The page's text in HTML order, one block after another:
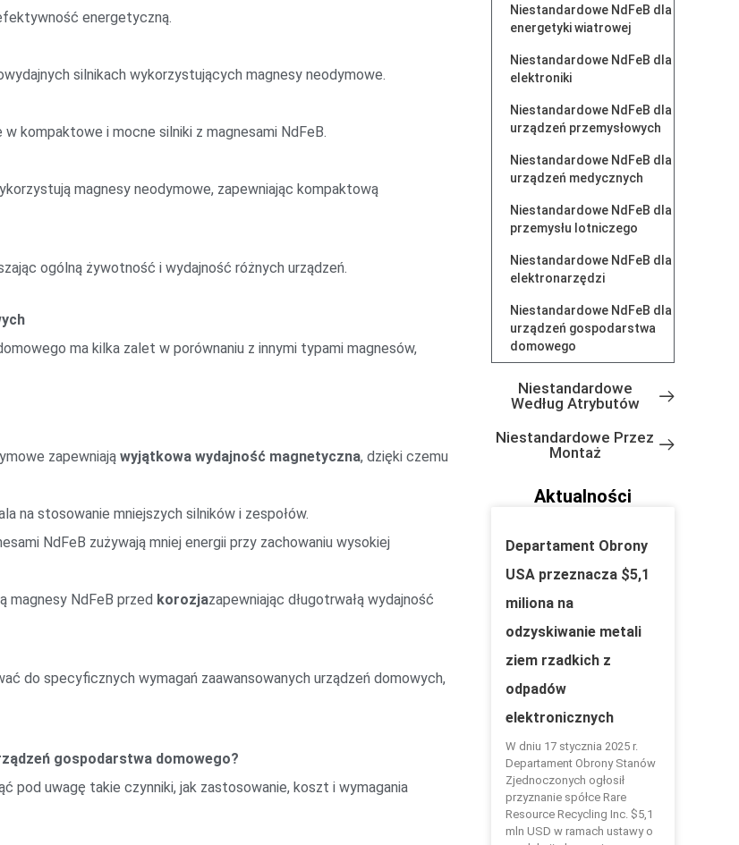
energetyczną.
silnikach wykorzystujących magnesy neodymowe.
kompaktowe i mocne silniki z magnesami NdFeB.
magnesy neodymowe, zapewniając kompaktową
ogólną żywotność i wydajność różnych urządzeń.
ma kilka zalet w porównaniu z innymi typami magnesów,
zapewniają wyjątkowa wydajność magnetyczna, dzięki czemu
na stosowanie mniejszych silników i zespołów.
NdFeB zużywają mniej energii przy zachowaniu wysokiej
magnesy NdFeB przed korozjazapewniając długotrwałą wydajność
do specyficznych wymagań zaawansowanych urządzeń domowych,
gospodarstwa domowego?
pod uwagę takie czynniki, jak zastosowanie, koszt i wymagania
Niestandardowe NdFeB dla
energetyki wiatrowej
Niestandardowe NdFeB dla
elektroniki
Niestandardowe NdFeB dla
urządzeń przemysłowych
Niestandardowe NdFeB dla
urządzeń medycznych
Niestandardowe NdFeB dla
przemysłu lotniczego
Niestandardowe NdFeB dla
elektronarzędzi
Niestandardowe NdFeB dla
urządzeń gospodarstwa
domowego
Niestandardowe
Według Atrybutów
Niestandardowe Przez
Montaż
Aktualności
Departament Obrony
USA przeznacza $5,1
miliona na
odzyskiwanie metali
ziem rzadkich z
odpadów
elektronicznych
W dniu 17 stycznia 2025 r.
Departament Obrony Stanów
Zjednoczonych ogłosił
przyznanie spółce Rare
Resource Recycling Inc. $5,1
mln USD w ramach ustawy o